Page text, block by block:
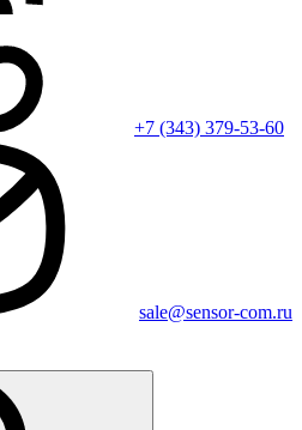
+7 (343) 379-53-60
sale@sensor-com.ru